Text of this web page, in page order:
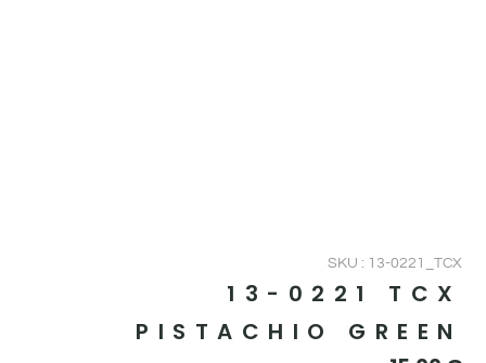
SKU : 13-0221_TCX
13-0221 TCX
PISTACHIO GREEN